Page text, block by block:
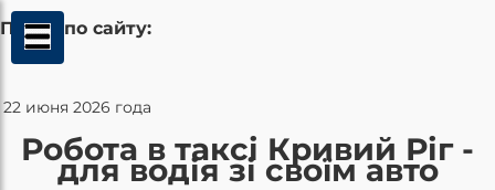
Поиск по сайту:
22 июня 2026 года
Робота в таксі Кривий Ріг -
для водія зі своїм авто